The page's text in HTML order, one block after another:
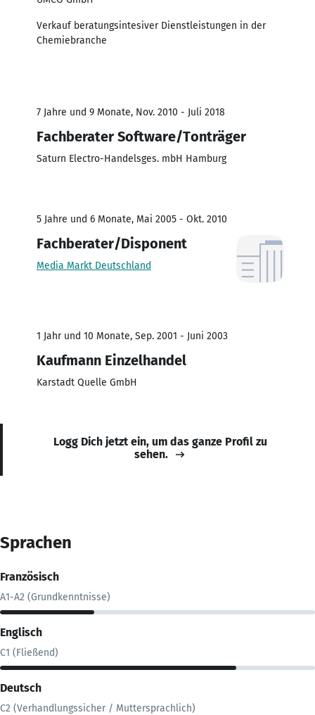
Verkauf beratungsintesiver Dienstleistungen in der
Chemiebranche
7 Jahre und 9 Monate, Nov. 2010 - Juli 2018
Fachberater Software/Tonträger
Saturn Electro-Handelsges. mbH Hamburg
5 Jahre und 6 Monate, Mai 2005 - Okt. 2010
Fachberater/Disponent
Media Markt Deutschland
1 Jahr und 10 Monate, Sep. 2001 - Juni 2003
Kaufmann Einzelhandel
Karstadt Quelle GmbH
Logg Dich jetzt ein, um das ganze Profil zu
sehen.
Sprachen
Französisch
A1-A2 (Grundkenntnisse)
Englisch
C1 (Fließend)
Deutsch
C2 (Verhandlungssicher / Muttersprachlich)